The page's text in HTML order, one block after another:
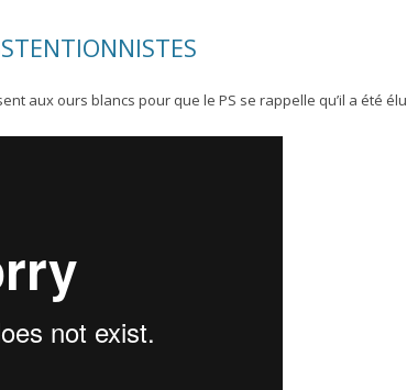
aux ours blancs pour que le PS se rappelle qu’il a été élu